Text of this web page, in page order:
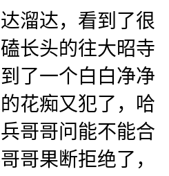
溜达，看到了很
长头的往大昭寺
了一个白白净净
花痴又犯了，哈
哥哥问能不能合
哥果断拒绝了，